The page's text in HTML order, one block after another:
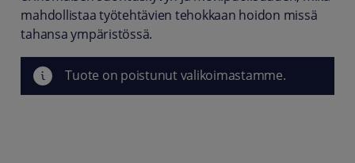
mahdollistaa työtehtävien tehokkaan hoidon missä
tahansa ympäristössä.
Tuote on poistunut valikoimastamme.